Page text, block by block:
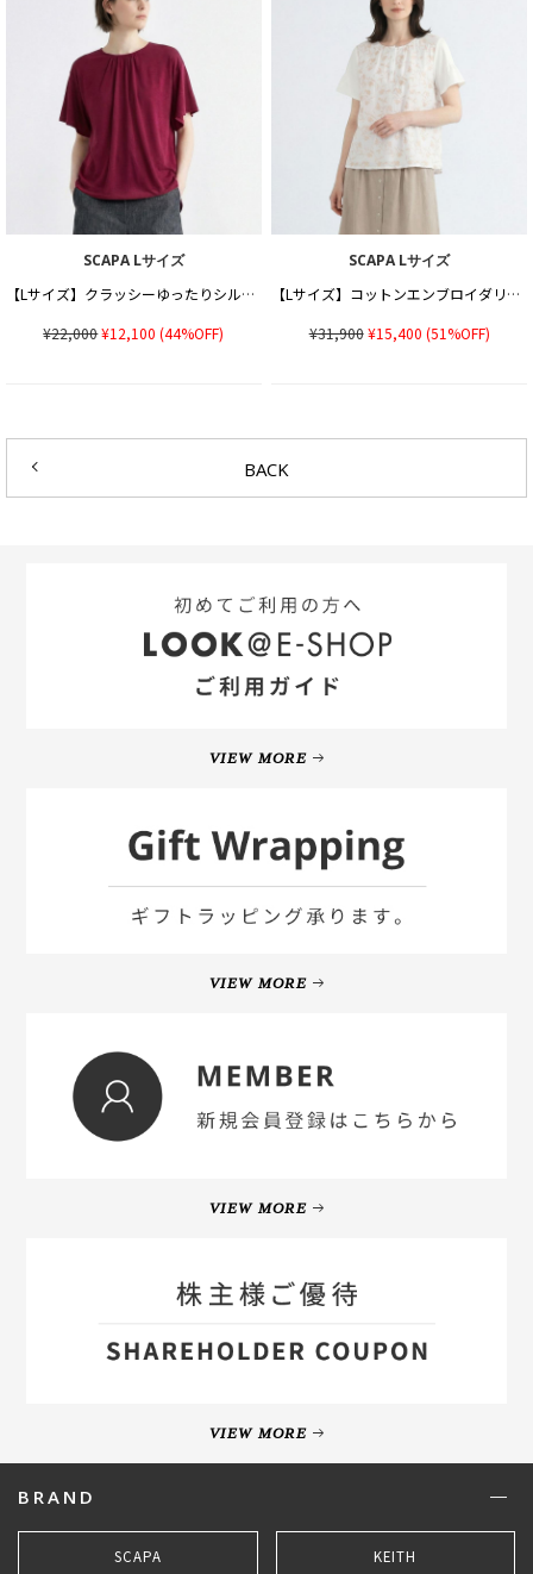
SCAPA Lサイズ
【Lサイズ】クラッシーゆったりシルエットカットソー
¥22,000¥12,100 (44%OFF)
SCAPA Lサイズ
【Lサイズ】コットンエンブロイダリーチュニックカットソー
¥31,900¥15,400 (51%OFF)
BACK
VIEW MORE
VIEW MORE
VIEW MORE
VIEW MORE
BRAND
SCAPA KEITH